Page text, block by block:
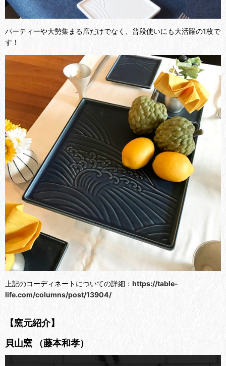
パーティーや大勢集まる席だけでなく、普段使いにも大活躍の1枚で
す！
上記のコーディネートについての詳細： https://table-
life.com/columns/post/13904/
【窯元紹介】
貝山窯 （藤本和孝）